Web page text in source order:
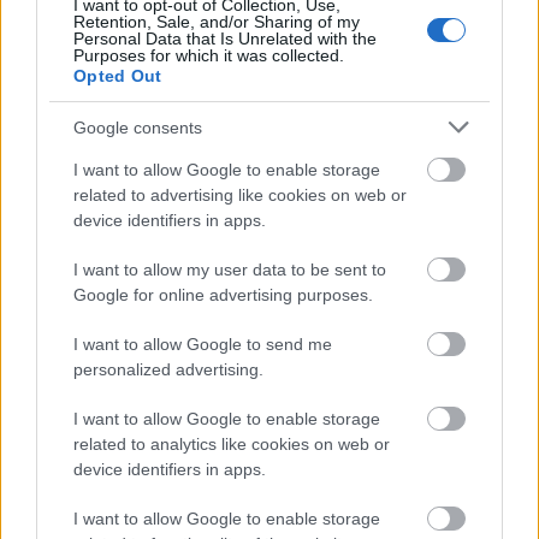
I want to opt-out of Collection, Use,
Retention, Sale, and/or Sharing of my
Personal Data that Is Unrelated with the
Purposes for which it was collected.
Opted Out
Google consents
I want to allow Google to enable storage
related to advertising like cookies on web or
device identifiers in apps.
I want to allow my user data to be sent to
Google for online advertising purposes.
I want to allow Google to send me
personalized advertising.
I want to allow Google to enable storage
related to analytics like cookies on web or
device identifiers in apps.
I want to allow Google to enable storage